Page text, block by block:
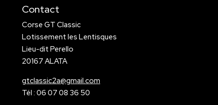
Contact
Corse GT Classic
Lotissement les Lentisques
Lieu-dit Perello
20167 ALATA
gtclassic2a@gmail.com
​Tél : 06 07 08 36 50